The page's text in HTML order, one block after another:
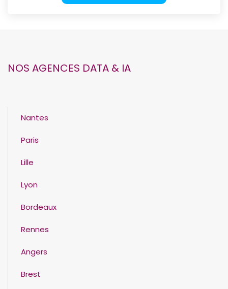
NOS AGENCES DATA & IA
Nantes
Paris
Lille
Lyon
Bordeaux
Rennes
Angers
Brest